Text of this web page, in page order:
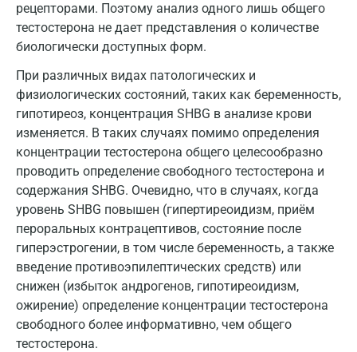
рецепторами. Поэтому анализ одного лишь общего
тестостерона не дает представления о количестве
биологически доступных форм.
При различных видах патологических и
физиологических состояний, таких как беременность,
гипотиреоз, концентрация SHBG в анализе крови
изменяется. В таких случаях помимо определения
концентрации тестостерона общего целесообразно
проводить определение свободного тестостерона и
содержания SHBG. Очевидно, что в случаях, когда
уровень SHBG повышен (гипертиреоидизм, приём
пероральных контрацептивов, состояние после
гиперэстрогении, в том числе беременность, а также
введение противоэпилептических средств) или
снижен (избыток андрогенов, гипотиреоидизм,
ожирение) определение концентрации тестостерона
свободного более информативно, чем общего
тестостерона.
Калининград
Калуга
Кемерово
Ковров
Коломна
Королев
Кострома
Красногорск
Краснодар
Красноярск